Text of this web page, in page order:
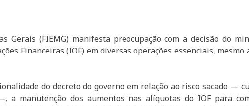
Gerais (FIEMG) manifesta preocupação com a decisão do
Financeiras (IOF) em diversas operações essenciais,
do decreto do governo em relação ao risco sacado —
manutenção dos aumentos nas alíquotas do IOF para